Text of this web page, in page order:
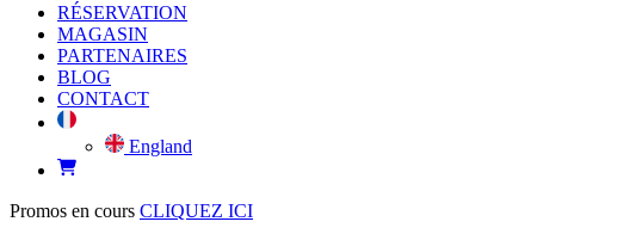
RÉSERVATION
MAGASIN
PARTENAIRES
BLOG
CONTACT
England
Promos en cours CLIQUEZ ICI